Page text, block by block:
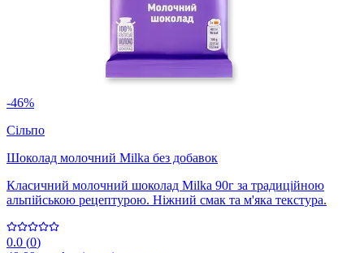
-46%
Сільпо
Шоколад молочний Milka без добавок
Класичний молочний шоколад Milka 90г за традиційною
альпійською рецептурою. Ніжний смак та м'яка текстура.
0.0 (0)